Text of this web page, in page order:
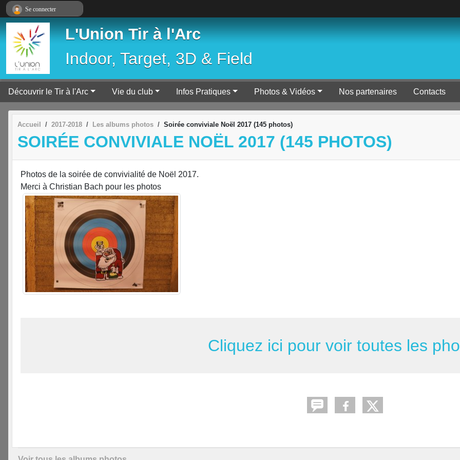
L'Union Tir à l'Arc
Indoor, Target, 3D & Field
Découvrir le Tir à l'Arc Vie du club Infos Pratiques Photos & Vidéos Nos partenaires Contacts
Accueil 2017-2018 Les albums photos Soirée conviviale Noël 2017 (145 photos)
SOIRÉE CONVIVIALE NOËL 2017 (145 PHOTOS)
Photos de la soirée de convivialité de Noël 2017.
Merci à Christian Bach pour les photos
Cliquez ici pour voir toutes les
Se connecter
Panneau de gestion des cookies